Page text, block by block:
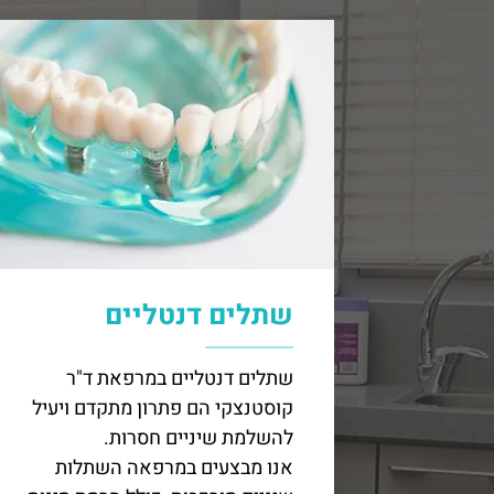
שתלים דנטליים
שתלים דנטליים במרפאת ד"ר
קוסטנצקי הם פתרון מתקדם ויעיל
להשלמת שיניים חסרות.
אנו מבצעים במרפאה השתלות